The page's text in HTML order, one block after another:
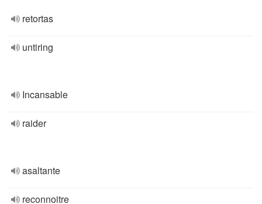
retortas
untiring
Incansable
raider
asaltante
reconnoitre